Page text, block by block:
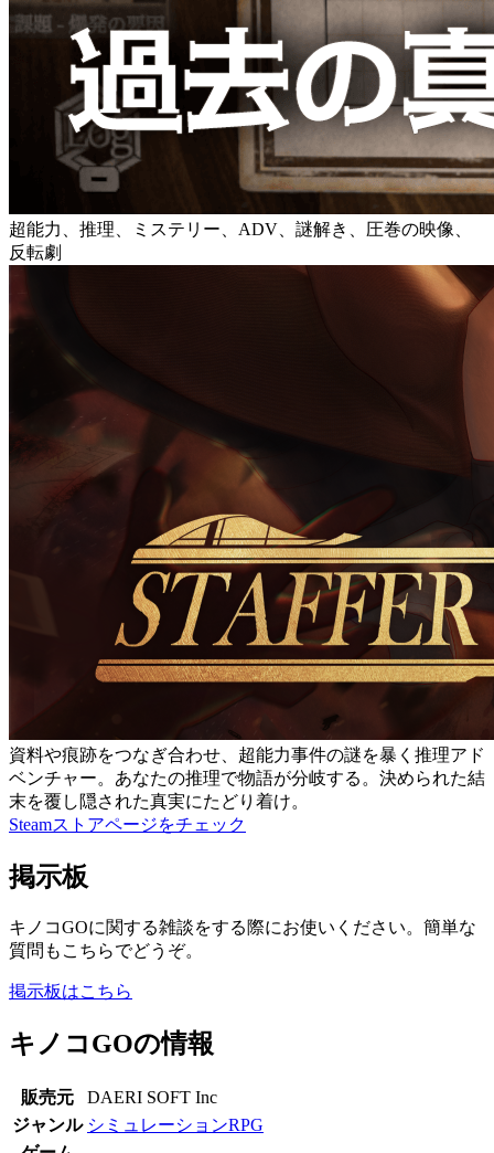
超能力、推理、ミステリー、ADV、謎解き、圧巻の映像、
反転劇
資料や痕跡をつなぎ合わせ、超能力事件の謎を暴く推理アド
ベンチャー。あなたの推理で物語が分岐する。決められた結
末を覆し隠された真実にたどり着け。
Steamストアページをチェック
掲示板
キノコGOに関する雑談をする際にお使いください。簡単な
質問もこちらでどうぞ。
掲示板はこちら
キノコGOの情報
販売元
DAERI SOFT Inc
ジャンル シミュレーションRPG